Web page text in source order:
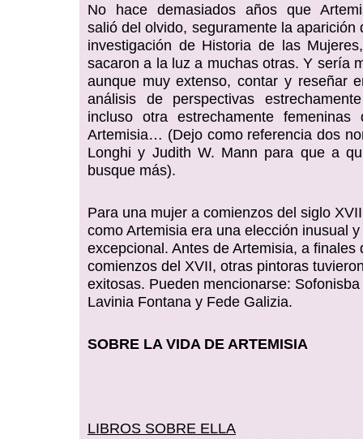
No hace demasiados años que
salió del olvido, seguramente la aparición
investigación de Historia de las
sacaron a la luz a muchas otras. Y sería
aunque muy extenso, contar y reseñar
análisis de perspectivas
incluso otra estrechamente
Artemisia… (Dejo como referencia dos
Longhi y Judith W. Mann para que a
busque más).
Para una mujer a comienzos del siglo
como Artemisia era una elección inusual
excepcional. Antes de Artemisia, a finales
comienzos del XVII, otras pintoras
exitosas. Pueden mencionarse:
Lavinia Fontana y Fede Galizia.
SOBRE LA VIDA DE ARTEMISIA
LIBROS SOBRE ELLA